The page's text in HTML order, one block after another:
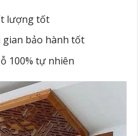
lượng tốt
gian bảo hành tốt
100% tự nhiên